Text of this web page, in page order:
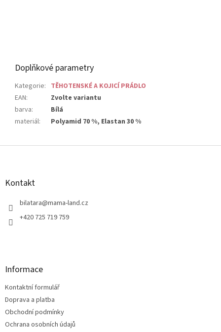
Doplňkové parametry
Kategorie: TĚHOTENSKÉ A KOJICÍ PRÁDLO
EAN:
Zvolte variantu
barva:
Bílá
materiál: Polyamid 70 %, Elastan 30 %
Z
Kontakt
bilatara@mama-land.cz
+420 725 719 759
Informace
Kontaktní formulář
Doprava a platba
Obchodní podmínky
Ochrana osobních údajů